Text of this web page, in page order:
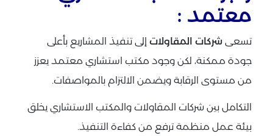
معتمد :
تسعى شركات المقاولات إلى تنفيذ المشاريع بأعلى
جودة ممكنة، لكن وجود مكتب استشاري معتمد يعزز
من مستوى الرقابة ويضمن الالتزام بالمواصفات.
التكامل بين شركات المقاولات والمكتب الاستشاري يخلق
بيئة عمل منظمة ترفع من كفاءة التنفيذ.